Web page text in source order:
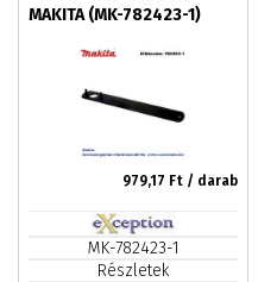
MAKITA (MK-782423-1)
979,17 Ft / darab
MK-782423-1
Részletek